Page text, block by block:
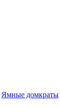
Ямные домкраты